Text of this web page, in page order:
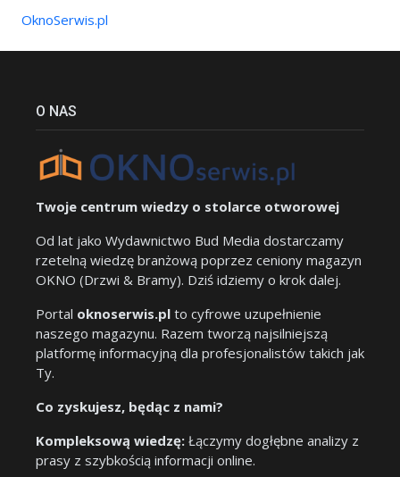
OknoSerwis.pl
O NAS
Twoje centrum wiedzy o stolarce otworowej
Od lat jako Wydawnictwo Bud Media dostarczamy
rzetelną wiedzę branżową poprzez ceniony magazyn
OKNO (Drzwi & Bramy). Dziś idziemy o krok dalej.
Portal oknoserwis.pl to cyfrowe uzupełnienie
naszego magazynu. Razem tworzą najsilniejszą
platformę informacyjną dla profesjonalistów takich jak
Ty.
Co zyskujesz, będąc z nami?
Kompleksową wiedzę: Łączymy dogłębne analizy z
prasy z szybkością informacji online.